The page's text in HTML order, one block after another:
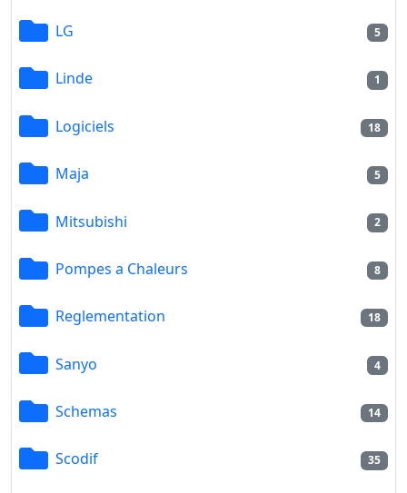
LG 5
Linde 1
Logiciels 18
Maja 5
Mitsubishi 2
Pompes a Chaleurs 8
Reglementation 18
Sanyo 4
Schemas 14
Scodif 35